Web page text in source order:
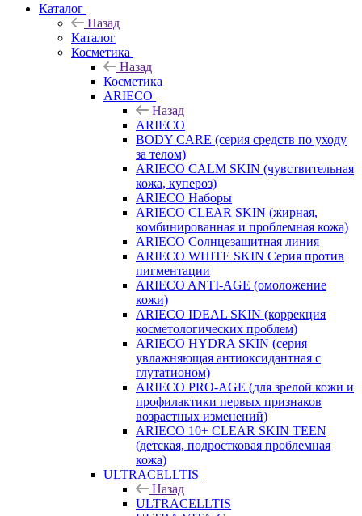
Каталог
Назад
Каталог
Косметика
Назад
Косметика
ARIECO
Назад
ARIECO
BODY CARE (серия средств по уходу
за телом)
ARIECO CALM SKIN (чувствительная
кожа, купероз)
ARIECO Наборы
ARIECO CLEAR SKIN (жирная,
комбинированная и проблемная кожа)
ARIECO Солнцезащитная линия
ARIECO WHITE SKIN Серия против
пигментации
ARIECO ANTI-AGE (омоложение
кожи)
ARIECO IDEAL SKIN (коррекция
косметологических проблем)
ARIECO HYDRA SKIN (серия
увлажняющая антиоксидантная с
глутатионом)
ARIECO PRO-AGE (для зрелой кожи и
профилактики первых признаков
возрастных изменений)
ARIECO 10+ CLEAR SKIN TEEN
(детская, подростковая проблемная
кожа)
ULTRACELLTIS
Назад
ULTRACELLTIS